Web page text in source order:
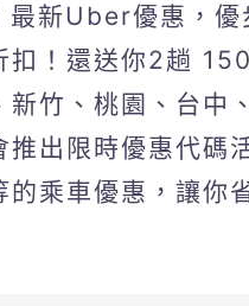
新Uber優惠，優
扣！還送你2趟
新竹、桃園、台中
推出限時優惠代碼
的乘車優惠，讓你